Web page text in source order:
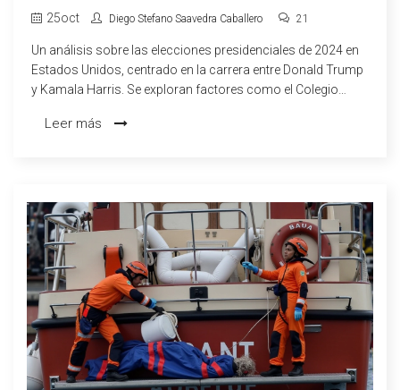
CLAVE EN JUEGO SI DONALD TRUMP
25oct Diego Stefano Saavedra Caballero 21
Un análisis sobre las elecciones presidenciales de 2024 en
Estados Unidos, centrado en la carrera entre Donald Trump
y Kamala Harris. Se exploran factores como el Colegio
y cómo pueden influir en el resultado electoral. Se subraya la
Leer más